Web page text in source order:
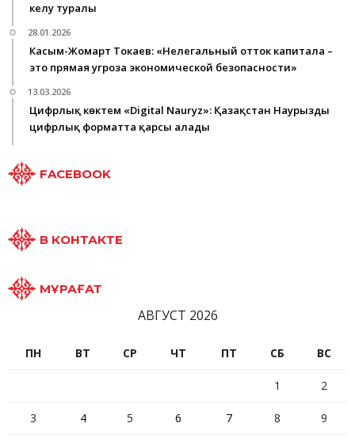
келу туралы
28.01.2026
Касым-Жомарт Токаев: «Нелегальный отток капитала –
это прямая угроза экономической безопасности»
13.03.2026
Цифрлық көктем «Digital Nauryz»: Қазақстан Наурызды
цифрлық форматта қарсы алады
FACEBOOK
В КОНТАКТЕ
МҰРАҒАТ
АВГУСТ 2026
ПН ВТ СР ЧТ ПТ СБ ВС
1 2
3 4 5 6 7 8 9